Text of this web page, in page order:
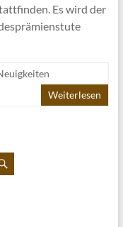
Es wird der
Weiterlesen